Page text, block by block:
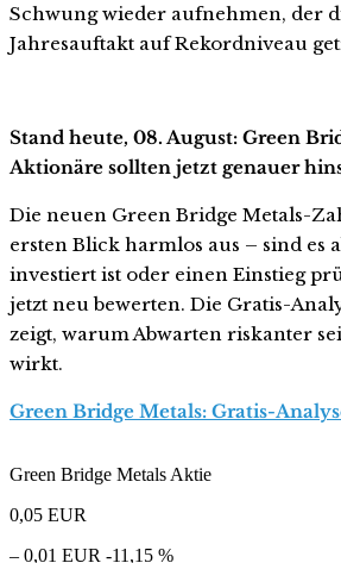
Schwung wieder aufnehmen, der
Jahresauftakt auf Rekordniveau
Stand heute, 08. August: Green
Aktionäre sollten jetzt genauer
Die neuen Green Bridge Metals-
ersten Blick harmlos aus – sind es
investiert ist oder einen Einstieg
jetzt neu bewerten. Die Gratis-
zeigt, warum Abwarten riskanter
wirkt.
Green Bridge Metals: Gratis-
Green Bridge Metals Aktie
0,05 EUR
– 0,01 EUR -11,15 %